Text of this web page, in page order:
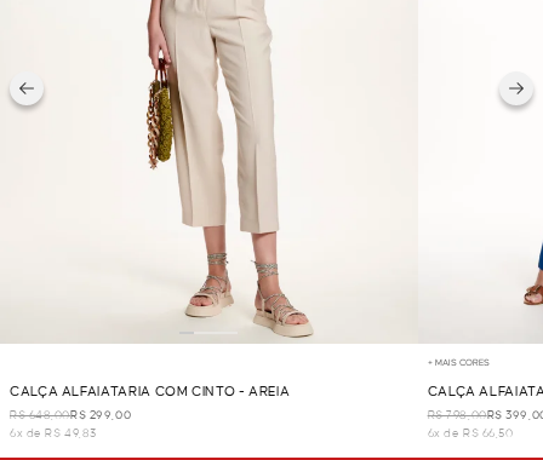
CALÇA ALFAIATARIA COM CINTO - AREIA
R$ 648,00R$ 299,00
6x de R$ 49,83
+ MAIS CORES
CALÇA
R$ 798,00R$
6x de R$ 66,50